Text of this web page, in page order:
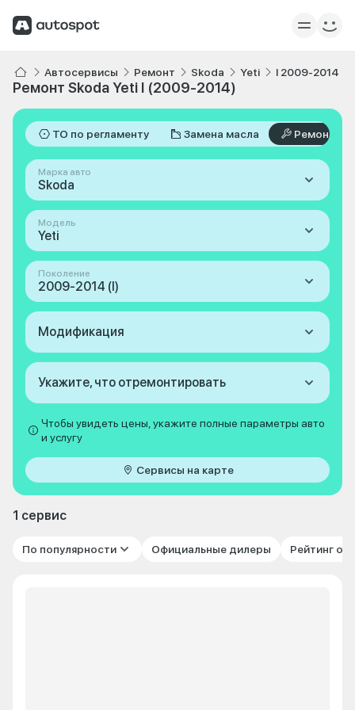
Автосервисы Ремонт Skoda Yeti I 2009-2014
Ремонт Skoda Yeti I (2009-2014)
ТО по регламенту Замена масла Ремонт
Марка авто
Skoda
Модель
Yeti
Поколение
2009-2014 (I)
Модификация
Укажите, что отремонтировать
Чтобы увидеть цены, укажите полные параметры авто
и услугу
Сервисы на карте
1 сервис
По популярности Официальные дилеры Рейтинг